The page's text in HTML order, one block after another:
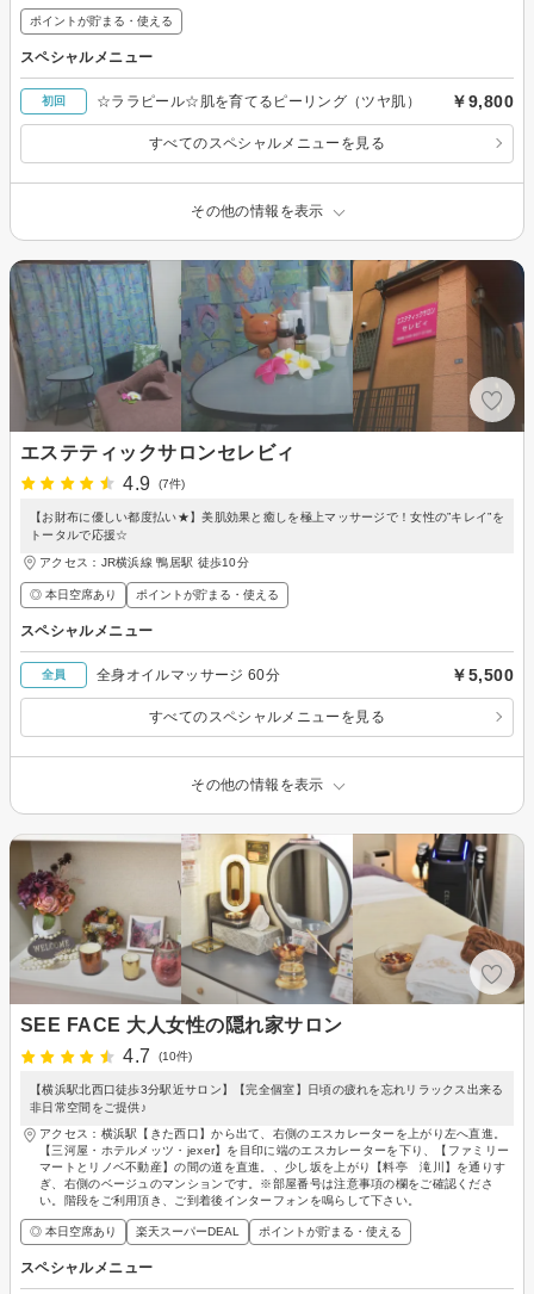
ポイントが貯まる・使える
スペシャルメニュー
初回 ☆ララピール☆肌を育てるピーリング（ツヤ肌） ￥9,800
すべてのスペシャルメニューを見る
その他の情報を表示
エステティックサロンセレビィ
4.9
(7件)
【お財布に優しい都度払い★】美肌効果と癒しを極上マッサージで！女性の”キレイ”を
トータルで応援☆
アクセス：JR横浜線 鴨居駅 徒歩10分
◎ 本日空席あり ポイントが貯まる・使える
スペシャルメニュー
全員 全身オイルマッサージ 60分 ￥5,500
すべてのスペシャルメニューを見る
その他の情報を表示
SEE FACE 大人女性の隠れ家サロン
4.7
(10件)
【横浜駅北西口徒歩3分駅近サロン】【完全個室】日頃の疲れを忘れリラックス出来る
非日常空間をご提供♪
アクセス：横浜駅【きた西口】から出て、右側のエスカレーターを上がり左へ直進。
【三河屋・ホテルメッツ・jexer】を目印に端のエスカレーターを下り、【ファミリー
マートとリノベ不動産】の間の道を直進。、少し坂を上がり【料亭 滝川】を通りす
ぎ、右側のベージュのマンションです。※部屋番号は注意事項の欄をご確認くださ
い。階段をご利用頂き、ご到着後インターフォンを鳴らして下さい。
◎ 本日空席あり 楽天スーパーDEAL ポイントが貯まる・使える
スペシャルメニュー